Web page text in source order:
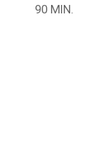
90 MIN.